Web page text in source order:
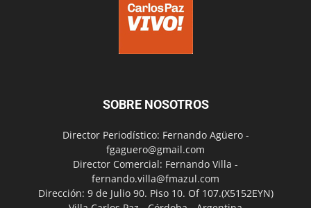
SOBRE NOSOTROS
Director Periodístico: Fernando Agüero -
fgaguero@gmail.com
Director Comercial: Fernando Villa -
fernando.villa@fmazul.com
Dirección: 9 de Julio 90. Piso 10. Of 107.(X5152EYN)